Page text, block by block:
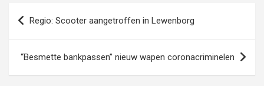
Bericht
navigatie
Regio: Scooter aangetroffen in Lewenborg
“Besmette bankpassen” nieuw wapen coronacriminelen